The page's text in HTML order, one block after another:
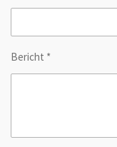
Bericht *